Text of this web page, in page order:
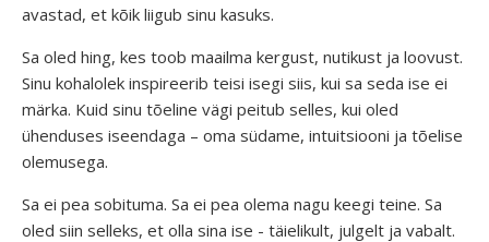
avastad, et kõik liigub sinu kasuks.
Sa oled hing, kes toob maailma kergust, nutikust ja loovust.
Sinu kohalolek inspireerib teisi isegi siis, kui sa seda ise ei
märka. Kuid sinu tõeline vägi peitub selles, kui oled
ühenduses iseendaga – oma südame, intuitsiooni ja tõelise
olemusega.
Sa ei pea sobituma. Sa ei pea olema nagu keegi teine. Sa
oled siin selleks, et olla sina ise - täielikult, julgelt ja vabalt.